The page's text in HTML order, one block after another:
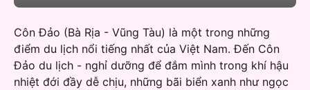
Côn Đảo (Bà Rịa - Vũng Tàu) là một trong những
điểm du lịch nổi tiếng nhất của Việt Nam. Đến Côn
Đảo du lịch - nghỉ dưỡng để đắm mình trong khí hậu
nhiệt đới đầy dễ chịu, những bãi biển xanh như ngọc